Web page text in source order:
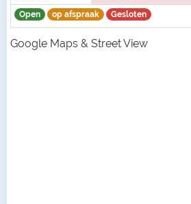
Open op afspraak Gesloten
Google Maps & Street View